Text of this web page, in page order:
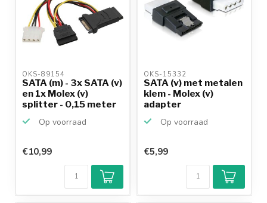
OKS-89154
SATA (m) - 3x SATA (v)
en 1x Molex (v)
splitter - 0,15 meter
Op voorraad
€10,99
OKS-15332
SATA (v) met metalen
klem - Molex (v)
adapter
Op voorraad
9,2/10
Achteraf
betalen mogelijk
€5,99